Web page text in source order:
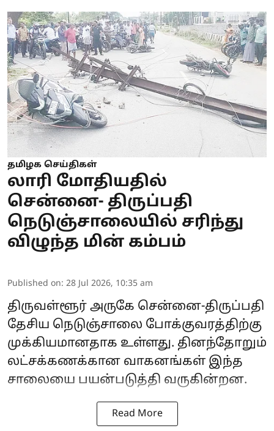
தமிழக செய்திகள்
லாரி மோதியதில்
சென்னை- திருப்பதி
நெடுஞ்சாலையில் சரிந்து
விழுந்த மின் கம்பம்
Published on: 28 Jul 2026, 10:35 am
திருவள்ளூர் அருகே சென்னை-திருப்பதி
தேசிய நெடுஞ்சாலை போக்குவரத்திற்கு
முக்கியமானதாக உள்ளது. தினந்தோறும்
லட்சக்கணக்கான வாகனங்கள் இந்த
சாலையை பயன்படுத்தி வருகின்றன.
Read More